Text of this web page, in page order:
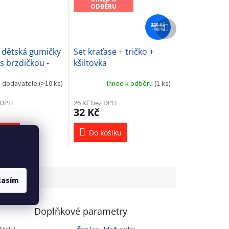
dětská gumičky
brzdičkou -
dodavatele(>10 ks)
ODBĚRU
320 Kč
–90 %
Set kraťase + tričko +
kšiltovka
Ihned k odběru (1 ks)
26 Kč bez DPH
32 Kč
Do košíku
Další
produkt
Doplňkové parametry